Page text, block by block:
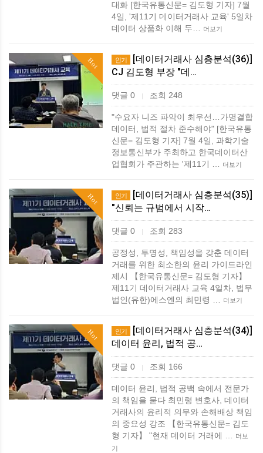
대화 [한국유통신문= 김도형 기자] 7월
4일, '제11기 데이터거래사 교육' 5일차
데이터 상품화 이해 두…
더보기
Hot 인기
[데이터거래사 심층분석(36)]
CJ 김도형 부장 "데…
댓글 0 | 조회 248
"수요자 니즈 파악이 최우선…가명결합
데이터, 법적 절차 준수해야" [한국유통
신문= 김도형 기자] 7월 4일, 과학기술
정보통신부가 주최하고 한국데이터산
업협회가 주관하는 '제11기 …
더보기
Hot 인기
[데이터거래사 심층분석(35)]
"신뢰는 규범에서 시작…
댓글 0 | 조회 283
공정성, 투명성, 책임성을 갖춘 데이터
거래를 위한 최소한의 윤리 가이드라인
제시 【한국유통신문= 김도형 기자】
제11기 데이터거래사 교육 4일차, 법무
법인(유한)에스엔의 최민령 …
더보기
Hot 인기
[데이터거래사 심층분석(34)]
데이터 윤리, 법적 공…
댓글 0 | 조회 166
데이터 윤리, 법적 공백 속에서 전문가
의 책임을 묻다 최민령 변호사, 데이터
거래사의 윤리적 의무와 손해배상 책임
의 중요성 강조 【한국유통신문= 김도
형 기자】 "현재 데이터 거래에 …
더보
기